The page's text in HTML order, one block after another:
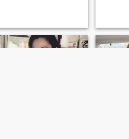
and willing to connect.